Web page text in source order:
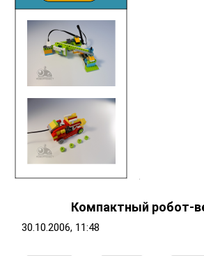
Компактный робот-
30.10.2006, 11:48